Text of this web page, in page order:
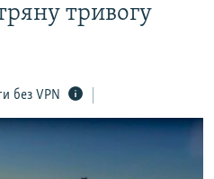
тривогу
без VPN